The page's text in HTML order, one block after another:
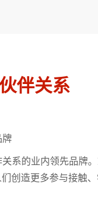
伴关系
牌
系的业内领先品牌
创造更多参与接触